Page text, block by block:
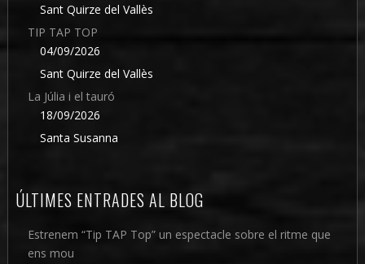
Sant Quirze del Vallès
TIP TAP TOP
04/09/2026
Sant Quirze del Vallès
La Júlia i el tauró
18/09/2026
Santa Susanna
ÚLTIMES ENTRADES AL BLOG
Estrenem “Tip TAP Top” un espectacle sobre el ritme que
ens mou